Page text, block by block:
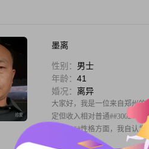
墨离
性别： 男士
年龄： 41
婚况： 离异
大家好，我是一位来自郑州的
定但收入相对普通##3002##
##3002##性格方面，我自认